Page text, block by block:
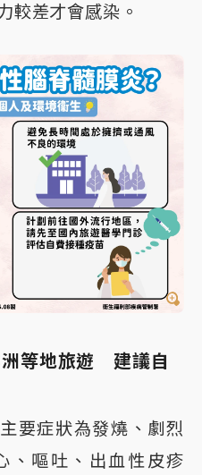
較差才會感染。
洲等地旅遊 建議自
要症狀為發燒、劇烈
、嘔吐、出血性皮疹